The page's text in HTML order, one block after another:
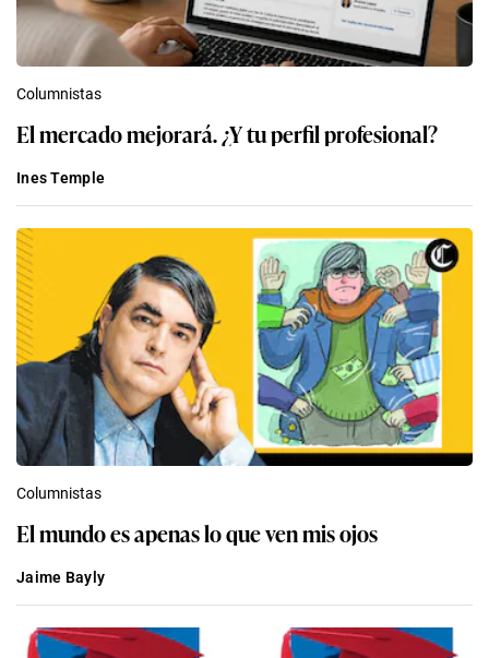
Columnistas
El mercado mejorará. ¿Y tu perfil profesional?
Ines Temple
Columnistas
El mundo es apenas lo que ven mis ojos
Jaime Bayly